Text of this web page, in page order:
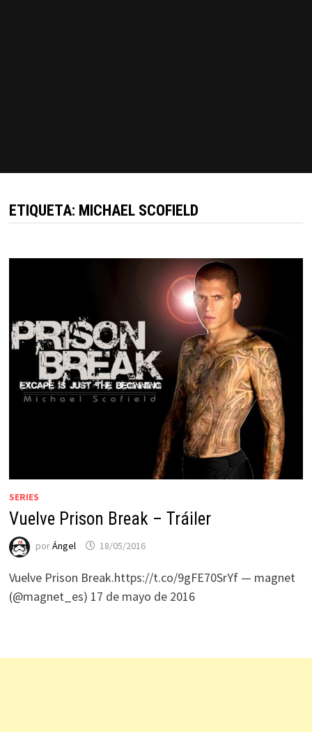
ETIQUETA: MICHAEL SCOFIELD
SERIES
Vuelve Prison Break – Tráiler
porÁngel 18/05/2016
Vuelve Prison Break.https://t.co/9gFE70SrYf — magnet
(@magnet_es) 17 de mayo de 2016